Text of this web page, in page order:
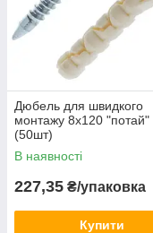
Дюбель для швидкого
монтажу 8х120 "потай"
(50шт)
В наявності
227,35 ₴/упаковка
Купити